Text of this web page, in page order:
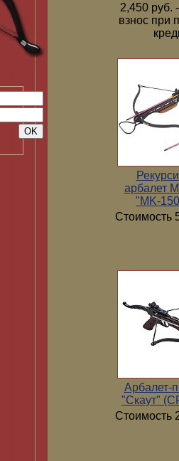
2,450 руб.
взнос при
арбалет
"MK-
Стоимость
Арбалет-
"Скаут"
Стоимость